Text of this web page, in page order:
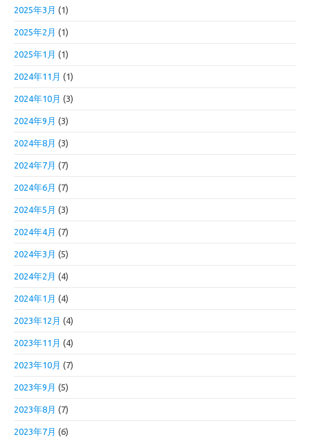
2025年3月 (1)
2025年2月 (1)
2025年1月 (1)
2024年11月 (1)
2024年10月 (3)
2024年9月 (3)
2024年8月 (3)
2024年7月 (7)
2024年6月 (7)
2024年5月 (3)
2024年4月 (7)
2024年3月 (5)
2024年2月 (4)
2024年1月 (4)
2023年12月 (4)
2023年11月 (4)
2023年10月 (7)
2023年9月 (5)
2023年8月 (7)
2023年7月 (6)